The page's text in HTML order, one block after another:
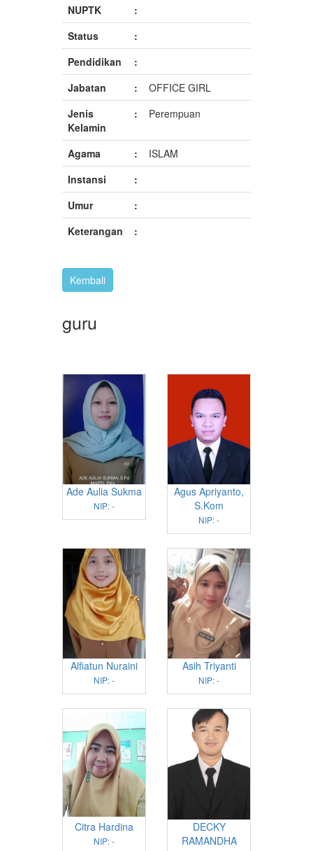
NUPTK
:
Status
:
Pendidikan
:
Jabatan
:
OFFICE GIRL
Jenis
Kelamin
: Perempuan
Agama :
ISLAM
Instansi
:
Umur
:
Keterangan
:
guru
Ade Aulia Sukma
NIP: -
Agus Apriyanto,
S.Kom
NIP: -
Alfiatun Nuraini
NIP: -
Asih Triyanti
NIP: -
Citra Hardina
NIP: -
DECKY
RAMANDHA